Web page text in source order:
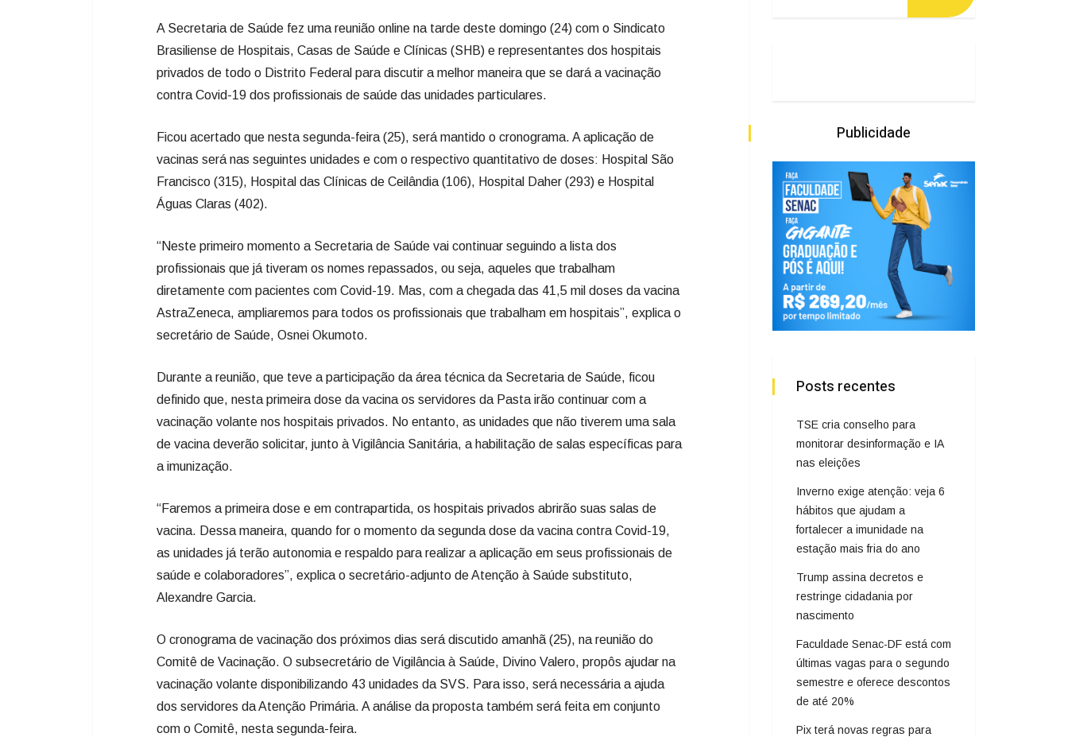
A Secretaria de Saúde fez uma reunião online na tarde deste domingo (24) com o Sindicato
Brasiliense de Hospitais, Casas de Saúde e Clínicas (SHB) e representantes dos hospitais
privados de todo o Distrito Federal para discutir a melhor maneira que se dará a vacinação
contra Covid-19 dos profissionais de saúde das unidades particulares.
Ficou acertado que nesta segunda-feira (25), será mantido o cronograma. A aplicação de
vacinas será nas seguintes unidades e com o respectivo quantitativo de doses: Hospital São
Francisco (315), Hospital das Clínicas de Ceilândia (106), Hospital Daher (293) e Hospital
Águas Claras (402).
“Neste primeiro momento a Secretaria de Saúde vai continuar seguindo a lista dos
profissionais que já tiveram os nomes repassados, ou seja, aqueles que trabalham
diretamente com pacientes com Covid-19. Mas, com a chegada das 41,5 mil doses da vacina
AstraZeneca, ampliaremos para todos os profissionais que trabalham em hospitais”, explica o
secretário de Saúde, Osnei Okumoto.
Durante a reunião, que teve a participação da área técnica da Secretaria de Saúde, ficou
definido que, nesta primeira dose da vacina os servidores da Pasta irão continuar com a
vacinação volante nos hospitais privados. No entanto, as unidades que não tiverem uma sala
de vacina deverão solicitar, junto à Vigilância Sanitária, a habilitação de salas específicas para
a imunização.
“Faremos a primeira dose e em contrapartida, os hospitais privados abrirão suas salas de
vacina. Dessa maneira, quando for o momento da segunda dose da vacina contra Covid-19,
as unidades já terão autonomia e respaldo para realizar a aplicação em seus profissionais de
saúde e colaboradores”, explica o secretário-adjunto de Atenção à Saúde substituto,
Alexandre Garcia.
O cronograma de vacinação dos próximos dias será discutido amanhã (25), na reunião do
Comitê de Vacinação. O subsecretário de Vigilância à Saúde, Divino Valero, propôs ajudar na
vacinação volante disponibilizando 43 unidades da SVS. Para isso, será necessária a ajuda
dos servidores da Atenção Primária. A análise da proposta também será feita em conjunto
com o Comitê, nesta segunda-feira.
Publicidade
Posts recentes
TSE cria conselho para
monitorar desinformação e IA
nas eleições
Inverno exige atenção: veja 6
hábitos que ajudam a
fortalecer a imunidade na
estação mais fria do ano
Trump assina decretos e
restringe cidadania por
nascimento
Faculdade Senac-DF está com
últimas vagas para o segundo
semestre e oferece descontos
de até 20%
Pix terá novas regras para